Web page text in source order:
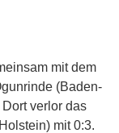
mit dem
(Baden-
verlor das
mit 0:3.